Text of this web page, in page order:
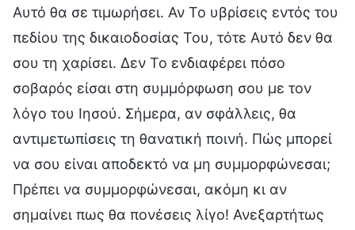
Αυτό θα σε τιμωρήσει. Αν Το υβρίσεις εντός του
πεδίου της δικαιοδοσίας Του, τότε Αυτό δεν θα
σου τη χαρίσει. Δεν Το ενδιαφέρει πόσο
σοβαρός είσαι στη συμμόρφωση σου με τον
λόγο του Ιησού. Σήμερα, αν σφάλλεις, θα
αντιμετωπίσεις τη θανατική ποινή. Πώς μπορεί
να σου είναι αποδεκτό να μη συμμορφώνεσαι;
Πρέπει να συμμορφώνεσαι, ακόμη κι αν
σημαίνει πως θα πονέσεις λίγο! Ανεξαρτήτως